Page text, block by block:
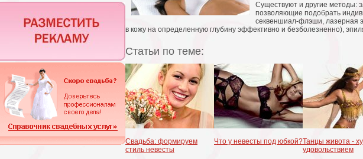
Существуют и другие методы:
позволяющие подобрать
секвеншиал-флэши, лазерная
в кожу на определенную глубину эффективно и безболезненно),
Статьи по теме:
Свадьба: формируем
стиль невесты
Что у невесты под юбкой?Танцы живота -
удовольствием